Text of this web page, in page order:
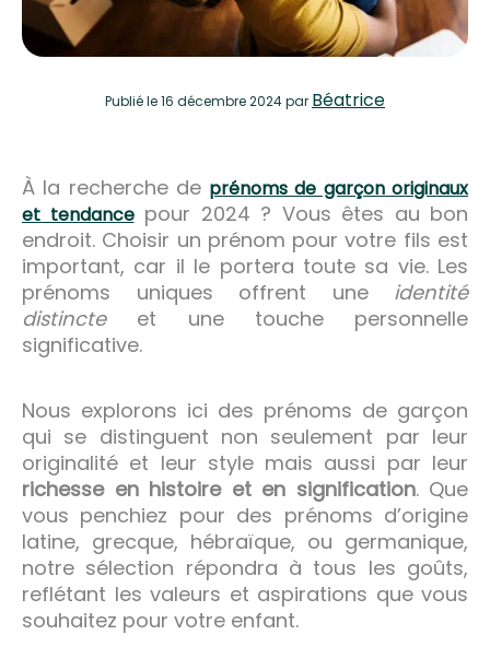
Publiéle 16 décembre 2024par Béatrice
À la recherche de prénoms de garçon originaux
et tendancepour 2024 ? Vous êtes au bon
endroit. Choisir un prénom pour votre fils est
important, car il le portera toute sa vie. Les
prénoms uniques offrent une identité
distincteet une touche personnelle
significative.
Nous explorons ici des prénoms de garçon
qui se distinguent non seulement par leur
originalité et leur style mais aussi par leur
richesse en histoire et en signification. Que
vous penchiez pour des prénoms d’origine
latine, grecque, hébraïque, ou germanique,
notre sélection répondra à tous les goûts,
reflétant les valeurs et aspirations que vous
souhaitez pour votre enfant.